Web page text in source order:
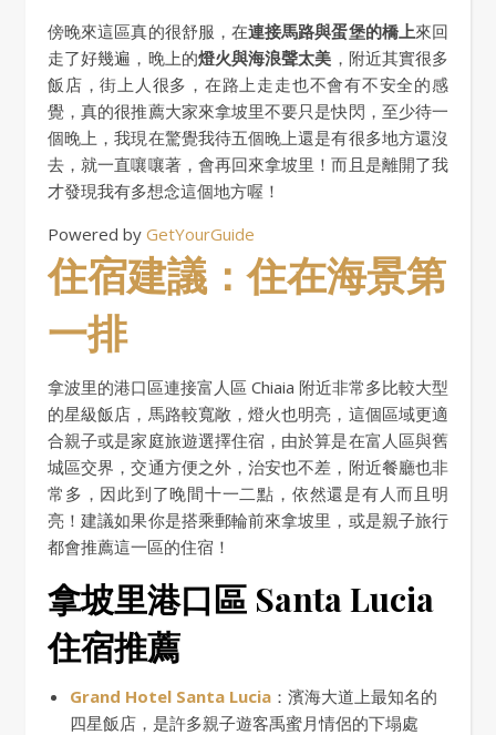
傍晚來這區真的很舒服，在連接馬路與蛋堡的橋上來回
走了好幾遍，晚上的燈火與海浪聲太美 ，附近其實很多
飯店，街上人很多，在路上走走也不會有不安全的感
覺，真的很推薦大家來拿坡里不要只是快閃，至少待一
個晚上，我現在驚覺我待五個晚上還是有很多地方還沒
去，就一直嚷嚷著，會再回來拿坡里！而且是離開了我
才發現我有多想念這個地方喔！
Powered by GetYourGuide
住宿建議：住在海景第
一排
拿波里的港口區連接富人區 Chiaia 附近非常多比較大型
的星級飯店，馬路較寬敞，燈火也明亮，這個區域更適
合親子或是家庭旅遊選擇住宿，由於算是在富人區與舊
城區交界，交通方便之外，治安也不差，附近餐廳也非
常多，因此到了晚間十一二點，依然還是有人而且明
亮！建議如果你是搭乘郵輪前來拿坡里，或是親子旅行
都會推薦這一區的住宿！
拿坡里港口區 Santa Lucia
住宿推薦
Grand Hotel Santa Lucia ：濱海大道上最知名的
四星飯店，是許多親子遊客禹蜜月情侶的下塌處